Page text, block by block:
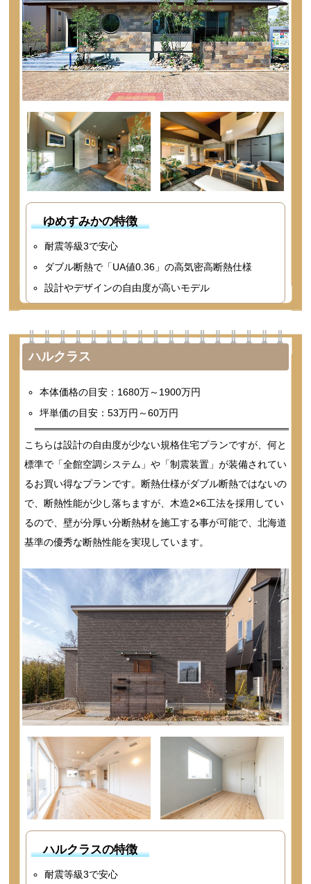
ゆめすみかの特徴
耐震等級3で安心
ダブル断熱で「UA値0.36」の高気密高断熱仕様
設計やデザインの自由度が高いモデル
ハルクラス
本体価格の目安：1680万～1900万円
坪単価の目安：53万円～60万円
こちらは設計の自由度が少ない規格住宅プランですが、何と
標準で「全館空調システム」や「制震装置」が装備されてい
るお買い得なプランです。断熱仕様がダブル断熱ではないの
で、断熱性能が少し落ちますが、木造2×6工法を採用してい
るので、壁が分厚い分断熱材を施工する事が可能で、北海道
基準の優秀な断熱性能を実現しています。
ハルクラスの特徴
耐震等級3で安心